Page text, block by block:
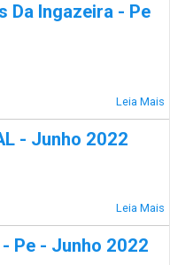
Da Ingazeira - Pe
Leia Mais
- Junho 2022
Leia Mais
Pe - Junho 2022